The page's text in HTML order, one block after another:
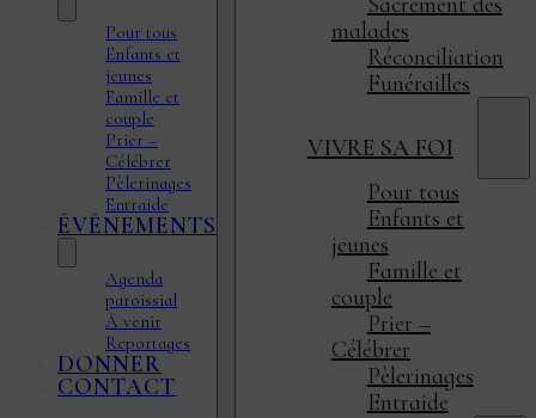
Pour tous
Enfants et
jeunes
Famille et
couple
Prier –
Célébrer
Pèlerinages
Entraide
ÉVÉNEMENTS
Agenda
paroissial
À venir
Reportages
DONNER
CONTACT
malades
Réconciliation
Funérailles
VIVRE SA FOI
Pour tous
Enfants et
jeunes
Famille et
couple
Prier –
Célébrer
Pèlerinages
Entraide